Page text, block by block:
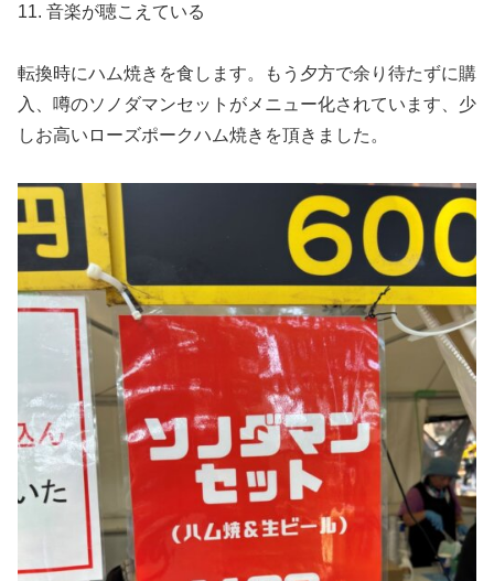
11. 音楽が聴こえている
転換時にハム焼きを食します。もう夕方で余り待たずに購
入、噂のソノダマンセットがメニュー化されています、少
しお高いローズポークハム焼きを頂きました。